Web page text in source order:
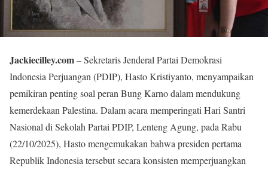
Jackiecilley.com– Sekretaris Jenderal Partai Demokrasi
Indonesia Perjuangan (PDIP), Hasto Kristiyanto, menyampaikan
pemikiran penting soal peran Bung Karno dalam mendukung
kemerdekaan Palestina. Dalam acara memperingati Hari Santri
Nasional di Sekolah Partai PDIP, Lenteng Agung, pada Rabu
(22/10/2025), Hasto mengemukakan bahwa presiden pertama
Republik Indonesia tersebut secara konsisten memperjuangkan